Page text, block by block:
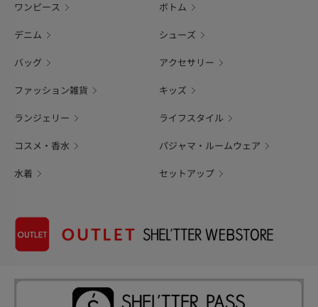
ワンピース ボトム
デニム シューズ
バッグ アクセサリー
ファッション雑貨 キッズ
ランジェリー ライフスタイル
コスメ・香水 パジャマ・ルームウェア
水着 セットアップ